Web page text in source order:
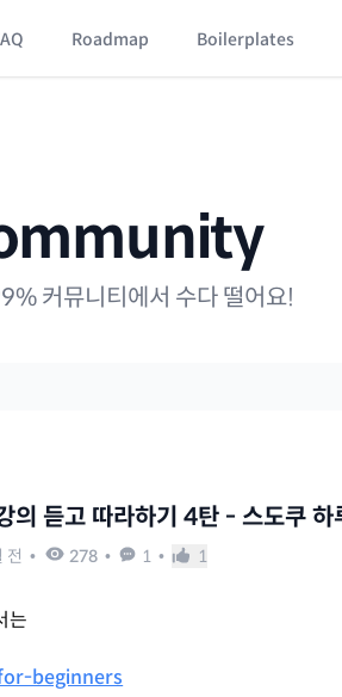
Roadmap Boilerplates
커뮤니티에서 수다 떨어요!
듣고 따라하기 4탄 - 스도쿠 하
전 • 278 • 1 • 1
는
beginners